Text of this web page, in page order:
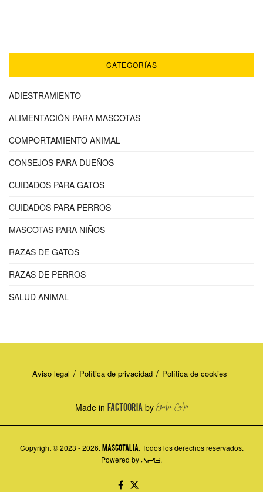
CATEGORÍAS
ADIESTRAMIENTO
ALIMENTACIÓN PARA MASCOTAS
COMPORTAMIENTO ANIMAL
CONSEJOS PARA DUEÑOS
CUIDADOS PARA GATOS
CUIDADOS PARA PERROS
MASCOTAS PARA NIÑOS
RAZAS DE GATOS
RAZAS DE PERROS
SALUD ANIMAL
Aviso legal Política de privacidad Política de cookies
Made in FACTOORIA by
Copyright © 2023 - 2026. MASCOTALIA. Todos los derechos reservados.
Powered by APG.